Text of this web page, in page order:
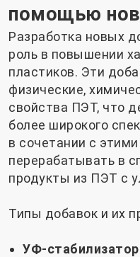
помощью
Разработка новых
роль в повышении
пластиков. Эти
физические,
свойства ПЭТ, что
более широкого
в сочетании с
перерабатывать в
продукты из ПЭТ с
Типы добавок и их
УФ-